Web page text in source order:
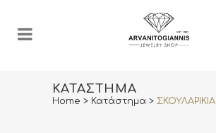
ΚΑΤΆΣΤΗΜΑ
Home > Κατάστημα > ΣΚΟΥΛΑΡΙΚΙΑ